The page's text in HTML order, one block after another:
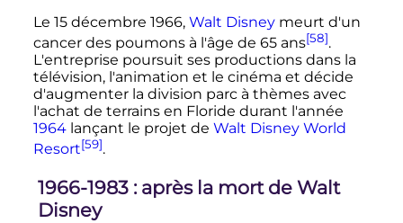
Le 15 décembre 1966, Walt Disneymeurt d'un
cancer des poumons à l'âge de 65 ans[58].
L'entreprise poursuit ses productions dans la
télévision, l'animation et le cinéma et décide
d'augmenter la division parc à thèmes avec
l'achat de terrains en Floride durant l'année
1964lançant le projet de Walt Disney World
Resort[59].
1966-1983 : après la mort de Walt
Disney